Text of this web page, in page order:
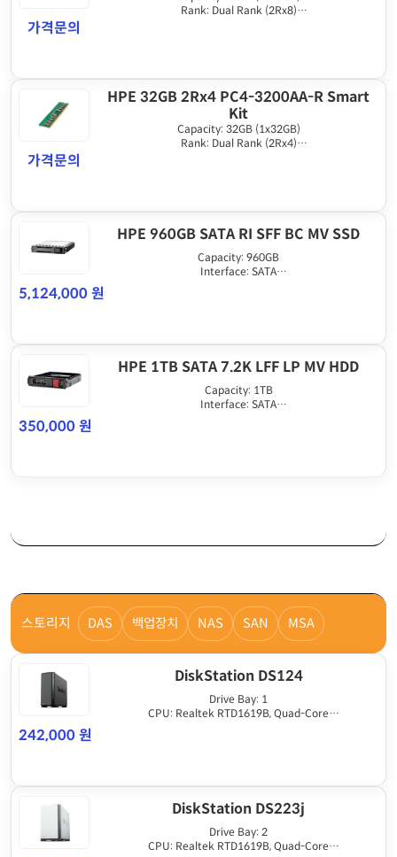
Rank: Dual Rank (2Rx8)
가격문의
HPE 32GB 2Rx4 PC4-3200AA-R Smart
Kit
Capacity: 32GB (1x32GB)
Rank: Dual Rank (2Rx4)
가격문의
HPE 960GB SATA RI SFF BC MV SSD
Capacity: 960GB
Interface: SATA
5,124,000 원
HPE 1TB SATA 7.2K LFF LP MV HDD
Capacity: 1TB
Interface: SATA
350,000 원
스토리지 DAS 백업장치 NAS SAN MSA
DiskStation DS124
Drive Bay: 1
CPU: Realtek RTD1619B, Quad-Core
242,000 원
DiskStation DS223j
Drive Bay: 2
CPU: Realtek RTD1619B, Quad-Core